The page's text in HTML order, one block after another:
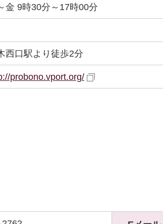
金 9時30分～17時00分
西口駅より徒歩2分
probono.vport.org/